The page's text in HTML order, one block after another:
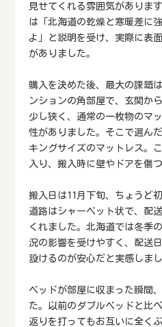
見せてくれる雰囲気がありま
は「北海道の乾燥と寒暖差に
よ」と説明を受け、実際に表
がありました。
購入を決めた後、最大の課題
ンションの角部屋で、玄関か
少し狭く、通常の一枚物のマ
性がありました。そこで選ん
キングサイズのマットレス。
入り、搬入時に壁やドアを傷
搬入日は11月下旬、ちょうど
道路はシャーベット状で、配
くれました。北海道では冬季
況の影響を受けやすく、配送
設けるのが安心だと実感しまし
ベッドが部屋に収まった瞬間
た。以前のダブルベッドと比
返りを打ってもお互いに全く